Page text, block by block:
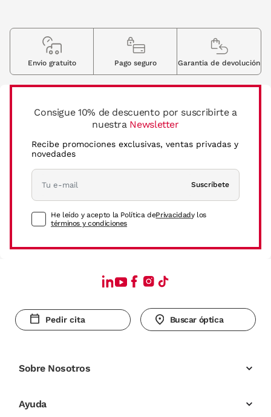
Consigue 10% de descuento por suscribirte a
nuestra Newsletter
Recibe promociones exclusivas, ventas privadas y
novedades
Suscríbete
He leído y acepto la Política dePrivacidady los
términos y condiciones
Envio gratuito Pago seguro Garantia de devolución
Pedir cita Buscar óptica
Sobre Nosotros
Ayuda